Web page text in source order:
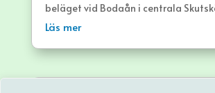
beläget vid Bodaån i centrala
erbjuder bland annat gräsytor, mindre
Läs mer